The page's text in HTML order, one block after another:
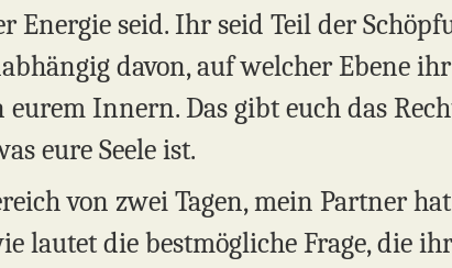
Energie seid. Ihr seid Teil der
davon, auf welcher Ebene ihr
Innern. Das gibt euch das
eure Seele ist.
von zwei Tagen, mein Partner
lautet die bestmögliche Frage, die